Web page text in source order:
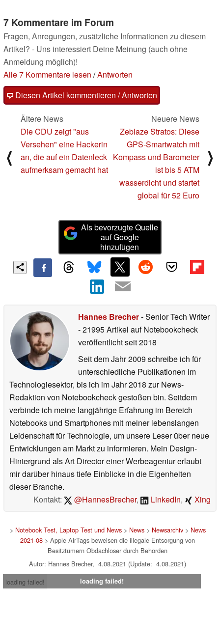
7 Kommentare im Forum
Fragen, Anregungen, zusätzliche Informationen zu diesem
Artikel? - Uns interessiert Deine Meinung (auch ohne
Anmeldung möglich)!
Alle 7 Kommentare lesen /Antworten
Diesen Artikel kommentieren / Antworten
⟨
Ältere News
Die CDU zeigt "aus
Versehen" eine Hackerin
an, die auf ein Datenleck
aufmerksam gemacht hat
Neuere News
Zeblaze Stratos: Diese
GPS-Smartwatch mit
Kompass und Barometer
ist bis 5 ATM
wasserdicht und startet
global für 52 Euro
⟩
Als bevorzugte Quelle
auf Google
hinzufügen
Hannes Brecher- Senior Tech Writer
- 21995 Artikel auf Notebookcheck
veröffentlichtseit 2018
Seit dem Jahr 2009 schreibe ich für
unterschiedliche Publikationen im
Technologiesektor, bis ich im Jahr 2018 zur News-
Redaktion von Notebookcheck gestoßen bin. Seitdem
verbinde ich meine langjährige Erfahrung im Bereich
Notebooks und Smartphones mit meiner lebenslangen
Leidenschaft für Technologie, um unsere Leser über neue
Entwicklungen am Markt zu informieren. Mein Design-
Hintergrund als Art Director einer Werbeagentur erlaubt
mir darüber hinaus tiefe Einblicke in die Eigenheiten
dieser Branche.
Kontakt:
@HannesBrecher, LinkedIn, Xing
> Notebook Test, Laptop Test und News> News> Newsarchiv> News
2021-08 > Apple AirTags beweisen die illegale Entsorgung von
Besitztümern Obdachloser durch Behörden
Autor: Hannes Brecher, 4.08.2021 (Update: 4.08.2021)
loading failed!
loading failed!